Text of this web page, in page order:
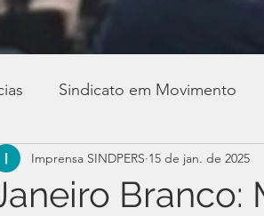
Sindicato em Movimento
Salarial
Branco:
Imprensa SINDPERS 15 de jan. de 2025